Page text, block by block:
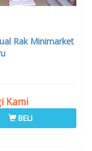
Rak Minimarket
Kami
BELI